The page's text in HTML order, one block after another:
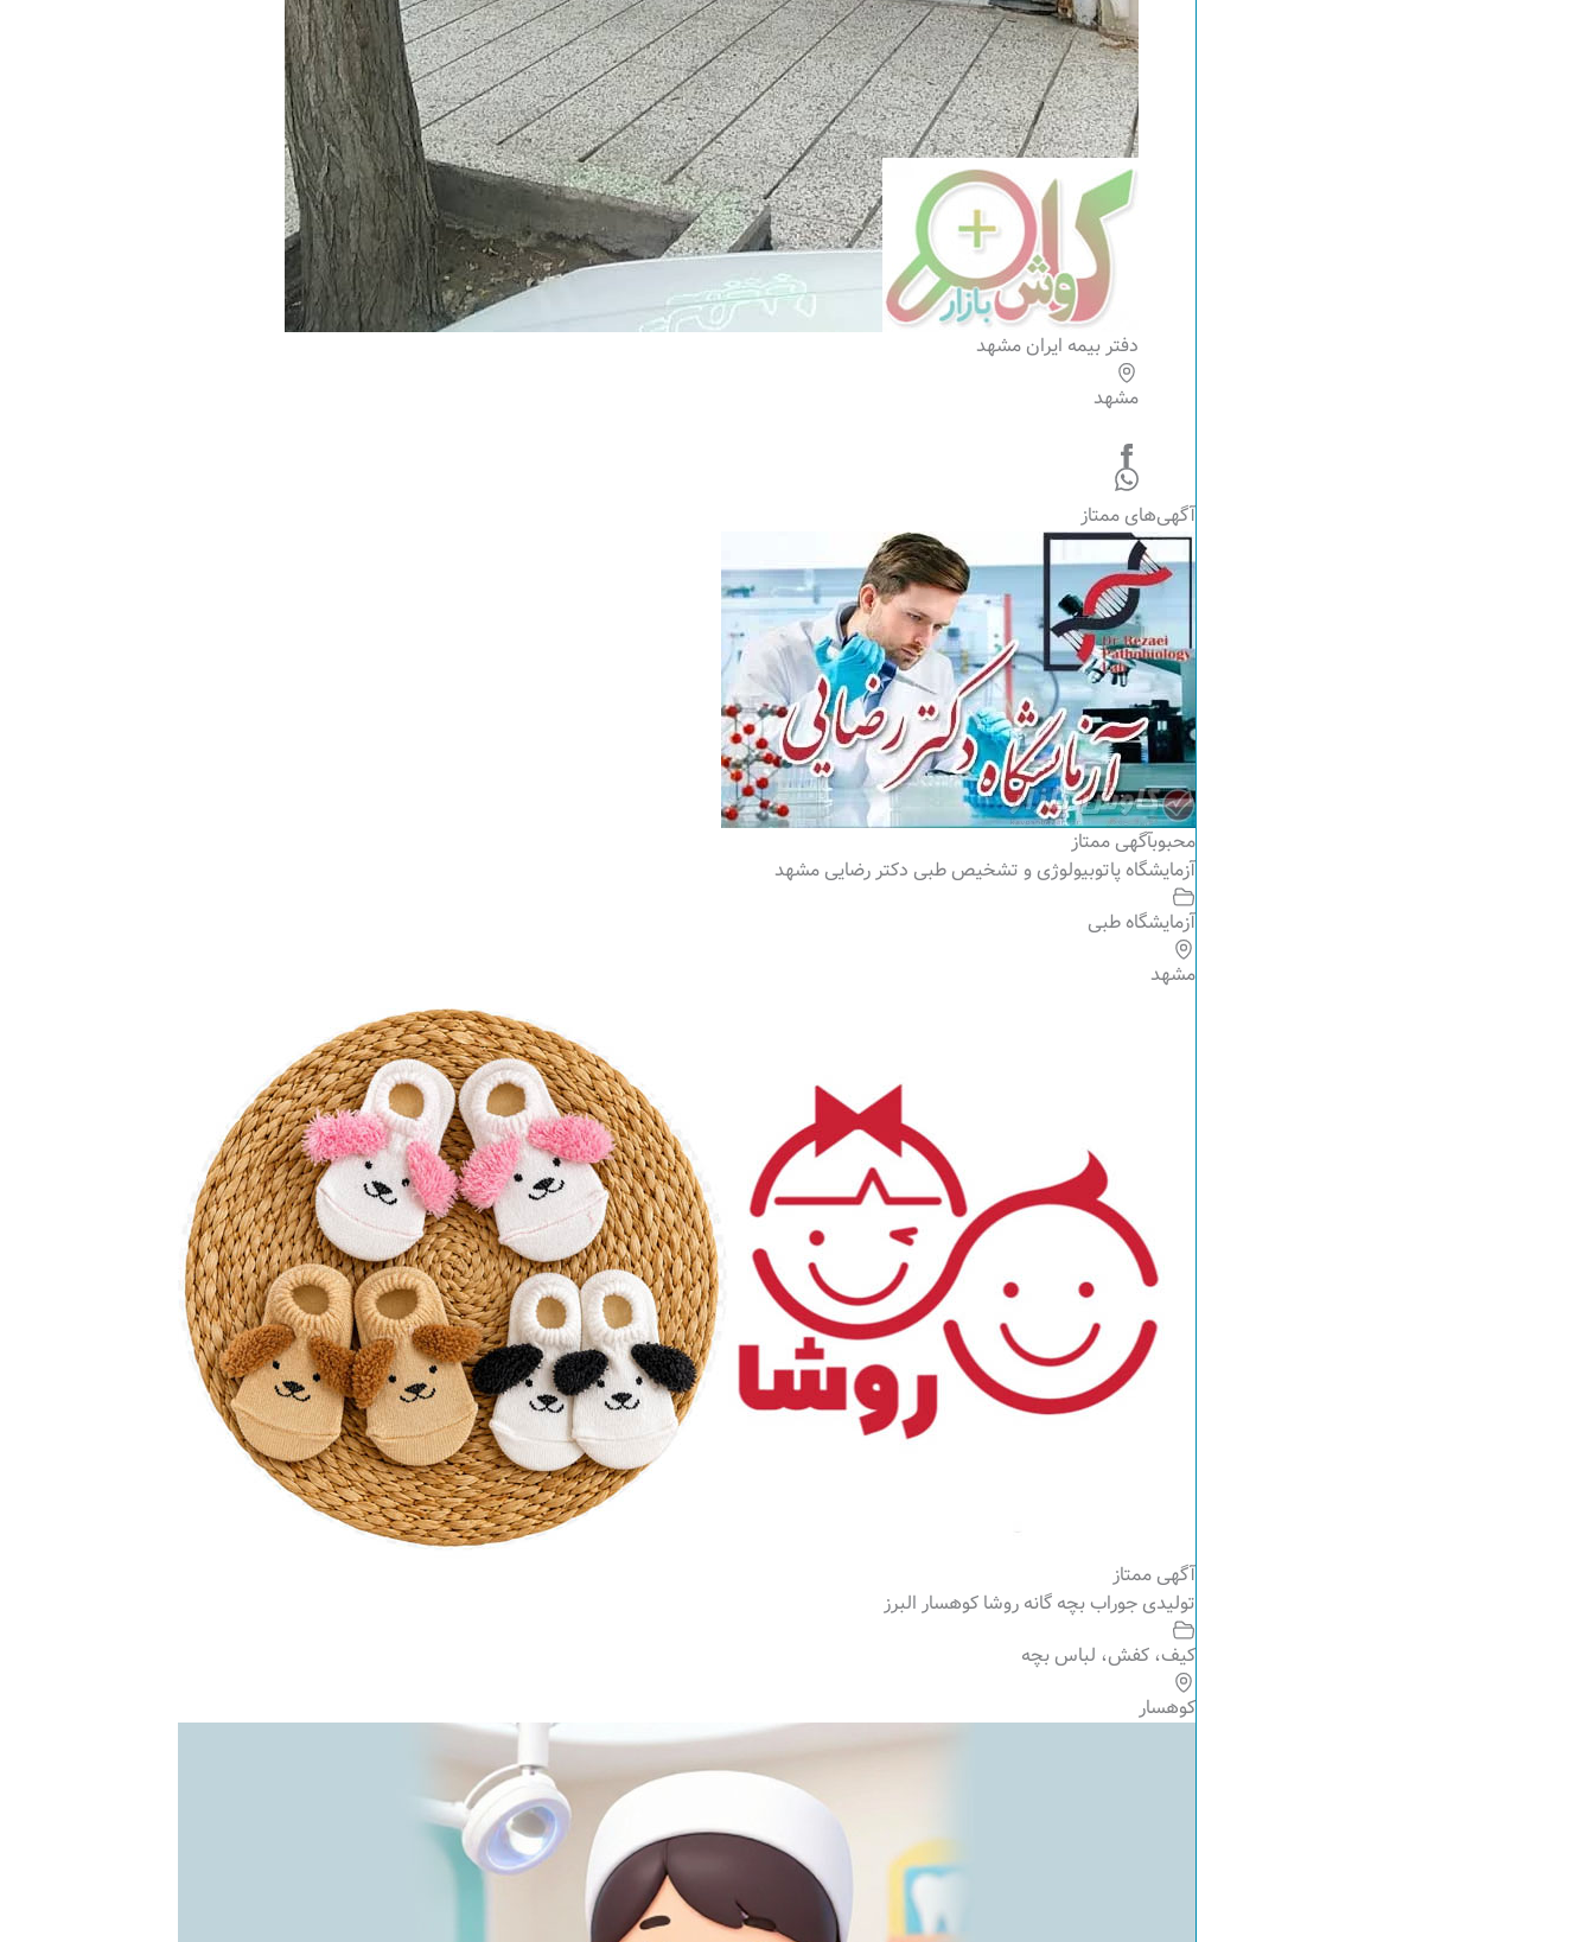
دفتر بیمه ایران مشهد
مشهد
آگهی‌های ممتاز
محبوبآگهی ممتاز
آزمایشگاه پاتوبیولوژی و تشخیص طبی دکتر رضایی مشهد
آزمایشگاه طبی
مشهد
آگهی ممتاز
تولیدی جوراب بچه گانه روشا کوهسار البرز
کیف، کفش، لباس بچه
کوهسار